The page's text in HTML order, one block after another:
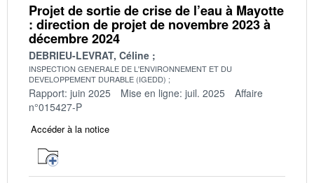
Projet de sortie de crise de l’eau à Mayotte
: direction de projet de novembre 2023 à
décembre 2024
DEBRIEU-LEVRAT, Céline
INSPECTION GENERALE DE L'ENVIRONNEMENT ET DU
DEVELOPPEMENT DURABLE (IGEDD)
Rapport: juin 2025 Mise en ligne: juil. 2025
Affaire
n°015427-P
Accéder à la notice